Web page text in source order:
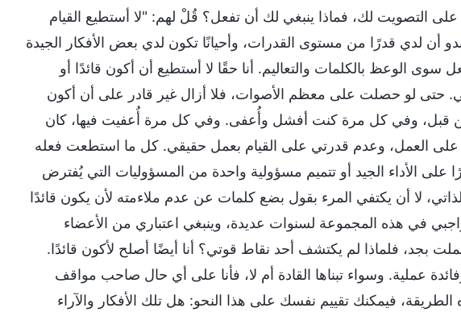
التصويت لك، فماذا ينبغي لك أن تفعل؟ قُلْ لهم: "لا أستطيع القيام
أن لدي قدرًا من مستوى القدرات، وأحيانًا تكون لدي بعض الأفكار الجيدة
سوى الوعظ بالكلمات والتعاليم. أنا حقًا لا أستطيع أن أكون قائدًا أو
حتى لو حصلت على معظم الأصوات، فلا أزال غير قادر على أن أكون
من قبل، وفي كل مرة كنت أفشل وأُعفى. وفي كل مرة أُعفيت فيها، كان
العمل، وعدم قدرتي على القيام بعمل حقيقي. كل ما استطعت فعله
على الأداء الجيد أو تتميم مسؤولية واحدة من المسؤوليات التي يُفترض
لا أن يكتفي المرء بقول بضع كلمات عن عدم ملاءمته لأن يكون قائدًا
في هذه المجموعة لسنوات عديدة، وينبغي اعتباري من الأعضاء
بجد، فلماذا لم يكتشف أحد نقاط قوتي؟ أنا أيضًا أصلح لأكون قائدًا.
عملية. وسواء تبناها القادة أم لا، فأنا على أي حال صاحب مواقف
فيمكنك تقييم نفسك على هذا النحو: هل تلك الأفكار والآراء